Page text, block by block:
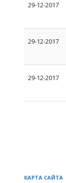
29-12-2017
29-12-2017
29-12-2017
КАРТА САЙТА